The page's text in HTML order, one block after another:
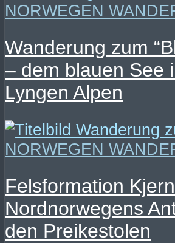
NORWEGEN
Wanderung zum
– dem blauen See
Lyngen Alpen
NORWEGEN
Felsformation
Nordnorwegens
den Preikestolen